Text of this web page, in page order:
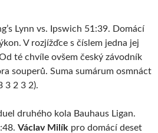
Lynn vs. Ipswich 51:39. Domácí
V rozjížďce s číslem jedna jej
té chvíle ovšem český závodník
souperů. Suma sumárum osmnáct
3 2 3 2).
druhého kola Bauhaus Ligan.
Václav Milík pro domácí deset